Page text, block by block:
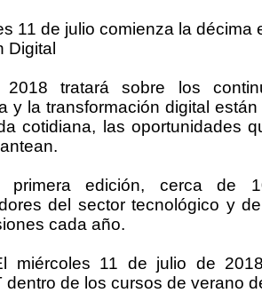
11 de julio comienza la
Digital
2018 tratará sobre los
y la transformación digital
cotidiana, las oportunidades
primera edición, cerca de
del sector tecnológico y
cada año.
miércoles 11 de julio de
dentro de los cursos de verano